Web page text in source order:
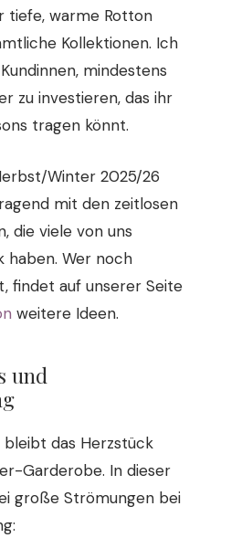
tiefe, warme Rotton
Kollektionen. Ich
mindestens
zu investieren, das ihr
tragen könnt.
Winter 2025/26
mit den zeitlosen
die viele von uns
haben. Wer noch
findet auf unserer Seite
weitere Ideen.
und
das Herzstück
Garderobe. In dieser
große Strömungen bei